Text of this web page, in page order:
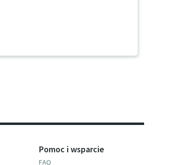
Pomoc i wsparcie
FAQ